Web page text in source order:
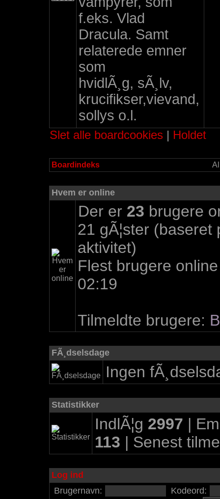
f.eks. Vlad
Dracula. Samt
relaterede emner
som
hvidlÃ¸g, sÃ¸lv,
krucifikser,vievand,
sollys o.l.
Slet alle boardcookies | Holdet
Boardindeks
Hvem er online
Der er 23 brugere
21 gÃ¦ster
aktivitet)
Flest brugere
02:19
Tilmeldte brugere:
FÃ¸dselsdage
Ingen
Statistikker
IndlÃ¦g 2997 |
113 | Senest
Log ind
Brugernavn:
Kodeord: